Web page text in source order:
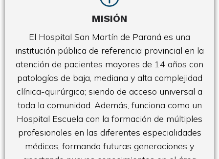
MISIÓN
El Hospital San Martín de Paraná es una
institución pública de referencia provincial en la
atención de pacientes mayores de 14 años con
patologías de baja, mediana y alta complejidad
clínica-quirúrgica; siendo de acceso universal a
toda la comunidad. Además, funciona como un
Hospital Escuela con la formación de múltiples
profesionales en las diferentes especialidades
médicas, formando futuras generaciones y